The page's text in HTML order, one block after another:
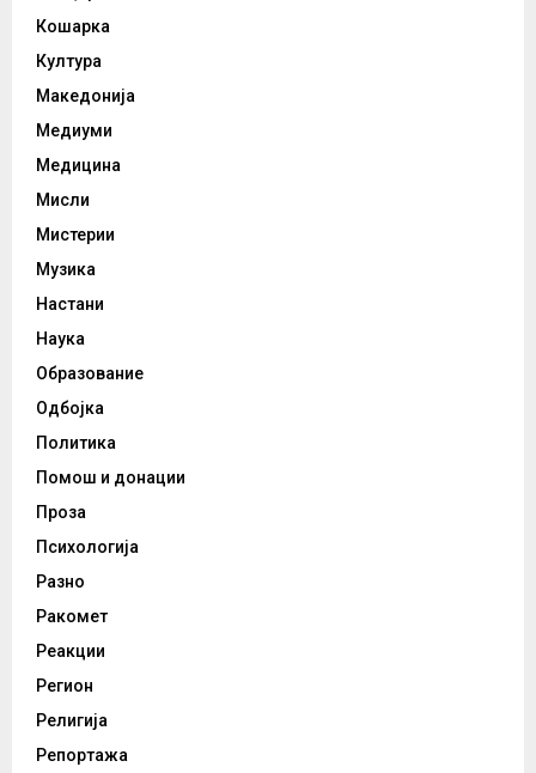
Кошарка
Култура
Македонија
Медиуми
Медицина
Мисли
Мистерии
Музика
Настани
Наука
Образование
Одбојка
Политика
Помош и донации
Проза
Психологија
Разно
Ракомет
Реакции
Регион
Религија
Репортажа